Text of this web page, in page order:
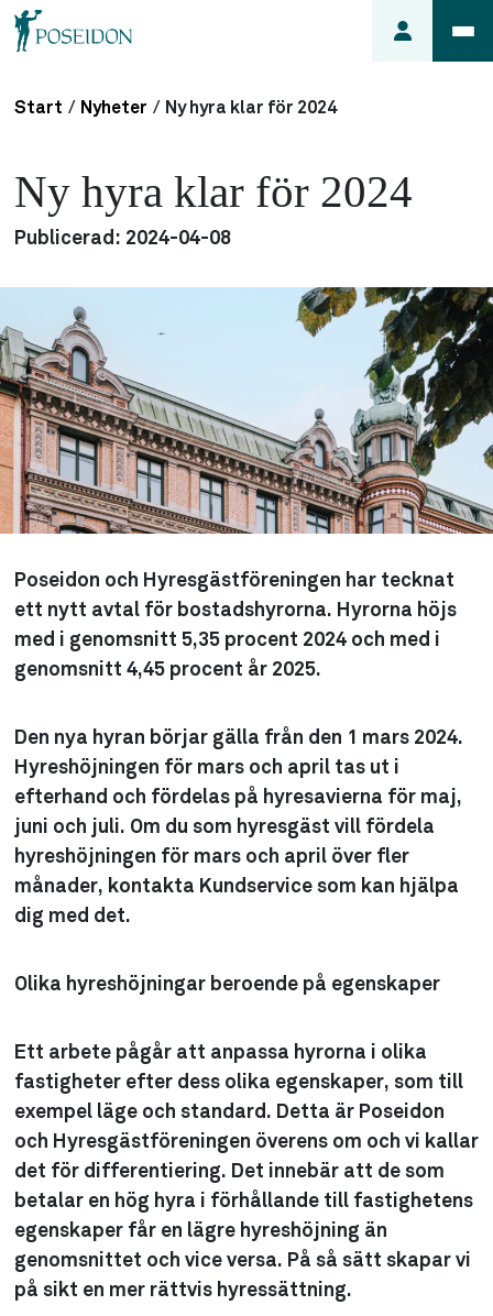
lägenheten
hyra
Så här
söker du
lägenhet
Start / Nyheter / Ny hyra klar för 2024
Ny hyra klar för 2024
Publicerad: 2024-04-08
Poseidon och Hyresgästföreningen har tecknat
ett nytt avtal för bostadshyrorna. Hyrorna höjs
med i genomsnitt 5,35 procent 2024 och med i
genomsnitt 4,45 procent år 2025.
Den nya hyran börjar gälla från den 1 mars 2024.
Hyreshöjningen för mars och april tas ut i
efterhand och fördelas på hyresavierna för maj,
juni och juli. Om du som hyresgäst vill fördela
hyreshöjningen för mars och april över fler
månader, kontakta Kundservice som kan hjälpa
dig med det.
Olika hyreshöjningar beroende på egenskaper
Ett arbete pågår att anpassa hyrorna i olika
fastigheter efter dess olika egenskaper, som till
exempel läge och standard. Detta är Poseidon
och Hyresgästföreningen överens om och vi kallar
det för differentiering. Det innebär att de som
betalar en hög hyra i förhållande till fastighetens
egenskaper får en lägre hyreshöjning än
genomsnittet och vice versa. På så sätt skapar vi
på sikt en mer rättvis hyressättning.